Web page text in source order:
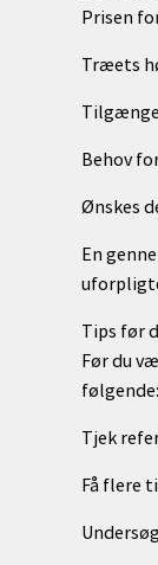
Prisen
Træets
Behov
Ønskes
En
Tips før
Før du
følgende:
Tjek
Få flere